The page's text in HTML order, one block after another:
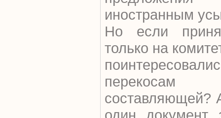
иностранным
Но если
только на
перекосам
составляющей?